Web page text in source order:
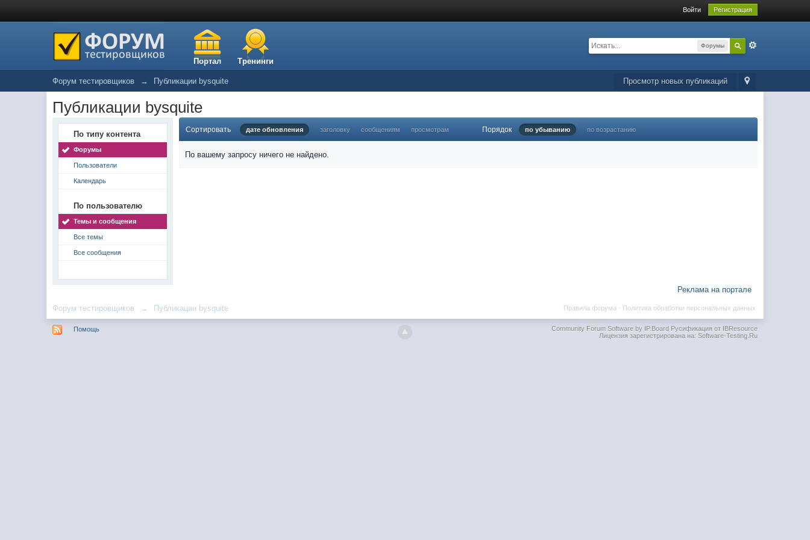
Войти Регистрация
Портал Тренинги
Форумы
Просмотр новых публикаций
Форум тестировщиков → Публикации bysquite
Публикации bysquite
По типу контента
Форумы
Пользователи
Календарь
По пользователю
Темы и сообщения
Все темы
Все сообщения
Сортировать дате обновления заголовку сообщениям просмотрам Порядок по убыванию по возрастанию
По вашему запросу ничего не найдено.
Реклама на портале
Форум тестировщиков → Публикации bysquite Политика обработки персональных данных
Правила форума ·
Помощь Community Forum Software by IP.BoardРусификация от IBResource
Лицензия зарегистрирована на: Software-Testing.Ru